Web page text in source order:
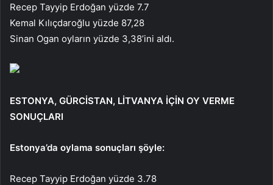
Recep Tayyip Erdoğan yüzde 7.7
Kemal Kılıçdaroğlu yüzde 87,28
Sinan Ogan oyların yüzde 3,38’ini aldı.
ESTONYA, GÜRCİSTAN, LİTVANYA İÇİN OY VERME
SONUÇLARI
Estonya’da oylama sonuçları şöyle:
Recep Tayyip Erdoğan yüzde 3.78